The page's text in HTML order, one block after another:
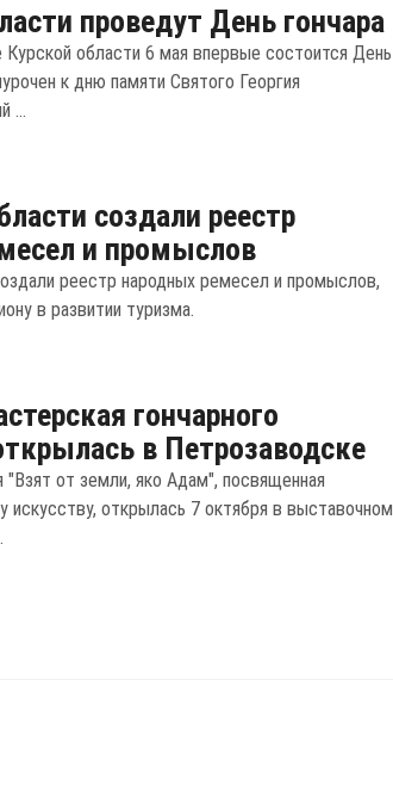
проведут День гончара
области 6 мая впервые состоится День
к дню памяти Святого Георгия
...
создали реестр
и промыслов
реестр народных ремесел и промыслов,
в развитии туризма.
гончарного
в Петрозаводске
"Взят от земли, яко Адам", посвященная
искусству, открылась 7 октября в выставочном